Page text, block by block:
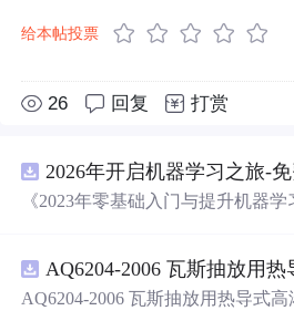
给本帖投票
26 回复 打赏
2026年开启机器学习之旅-免
《2023年零基础入门与提升机器
AQ6204-2006 瓦斯抽放用热导式